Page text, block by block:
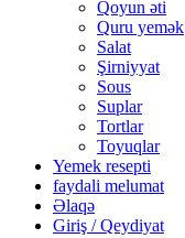
Qoyun əti
Quru yemək
Salat
Şirniyyat
Sous
Suplar
Tortlar
Toyuqlar
Yemek resepti
faydali melumat
Əlaqə
Giriş / Qeydiyat